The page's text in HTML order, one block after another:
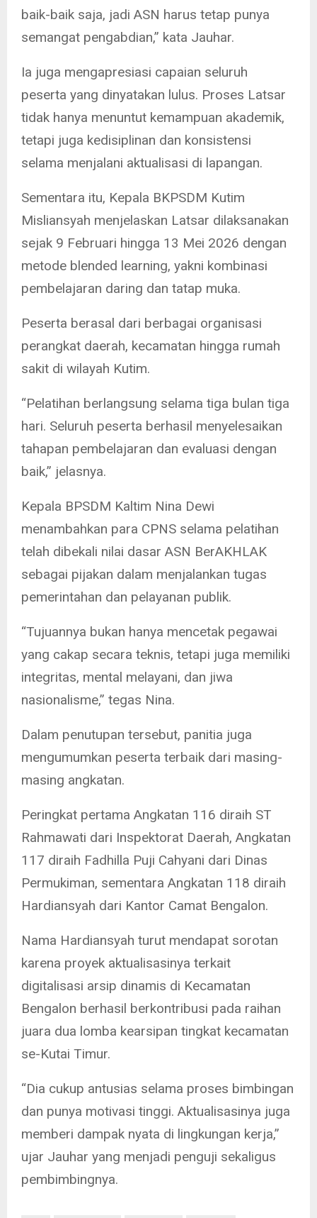
baik-baik saja, jadi ASN harus tetap punya
semangat pengabdian,” kata Jauhar.
Ia juga mengapresiasi capaian seluruh
peserta yang dinyatakan lulus. Proses Latsar
tidak hanya menuntut kemampuan akademik,
tetapi juga kedisiplinan dan konsistensi
selama menjalani aktualisasi di lapangan.
Sementara itu, Kepala BKPSDM Kutim
Misliansyah menjelaskan Latsar dilaksanakan
sejak 9 Februari hingga 13 Mei 2026 dengan
metode blended learning, yakni kombinasi
pembelajaran daring dan tatap muka.
Peserta berasal dari berbagai organisasi
perangkat daerah, kecamatan hingga rumah
sakit di wilayah Kutim.
“Pelatihan berlangsung selama tiga bulan tiga
hari. Seluruh peserta berhasil menyelesaikan
tahapan pembelajaran dan evaluasi dengan
baik,” jelasnya.
Kepala BPSDM Kaltim Nina Dewi
menambahkan para CPNS selama pelatihan
telah dibekali nilai dasar ASN BerAKHLAK
sebagai pijakan dalam menjalankan tugas
pemerintahan dan pelayanan publik.
“Tujuannya bukan hanya mencetak pegawai
yang cakap secara teknis, tetapi juga memiliki
integritas, mental melayani, dan jiwa
nasionalisme,” tegas Nina.
Dalam penutupan tersebut, panitia juga
mengumumkan peserta terbaik dari masing-
masing angkatan.
Peringkat pertama Angkatan 116 diraih ST
Rahmawati dari Inspektorat Daerah, Angkatan
117 diraih Fadhilla Puji Cahyani dari Dinas
Permukiman, sementara Angkatan 118 diraih
Hardiansyah dari Kantor Camat Bengalon.
Nama Hardiansyah turut mendapat sorotan
karena proyek aktualisasinya terkait
digitalisasi arsip dinamis di Kecamatan
Bengalon berhasil berkontribusi pada raihan
juara dua lomba kearsipan tingkat kecamatan
se-Kutai Timur.
“Dia cukup antusias selama proses bimbingan
dan punya motivasi tinggi. Aktualisasinya juga
memberi dampak nyata di lingkungan kerja,”
ujar Jauhar yang menjadi penguji sekaligus
pembimbingnya.